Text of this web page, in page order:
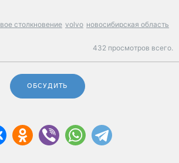
столкновение volvo новосибирская область
432 просмотров всего.
ОБСУДИТЬ